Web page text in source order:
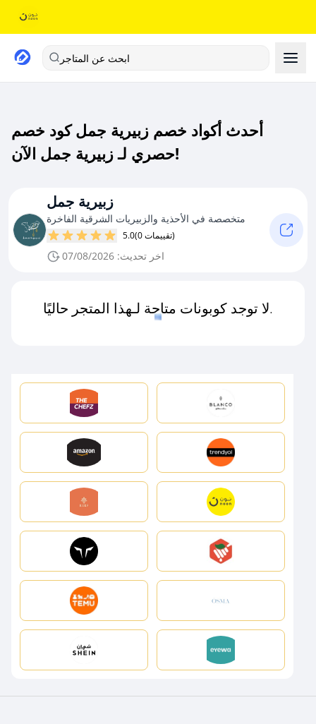
ابحث عن المتاجر
أحدث أكواد خصم زبيرية جمل كود خصم
حصري لـ زبيرية جمل الآن!
زبيرية جمل
متخصصة في الأحذية والزبيريات الشرقية الفاخرة
5.0 (0 تقييمات)
اخر تحديث: 07/08/2026
لا توجد كوبونات متاحة لـهذا المتجر حاليًا.